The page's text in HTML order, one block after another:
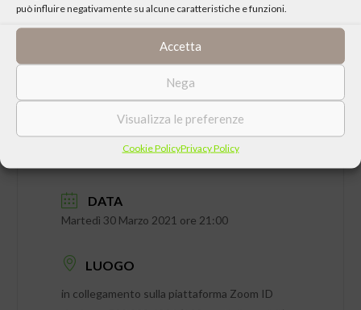
può influire negativamente su alcune caratteristiche e funzioni.
Accetta
Nega
Visualizza le preferenze
Cookie PolicyPrivacy Policy
DATA
Martedì 30 Marzo 2021 ore 21:00
LUOGO
in collegamento sulla piattaforma Zoom ID